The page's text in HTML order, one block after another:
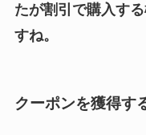
たが割引で購入す
すね。
クーポンを獲得す